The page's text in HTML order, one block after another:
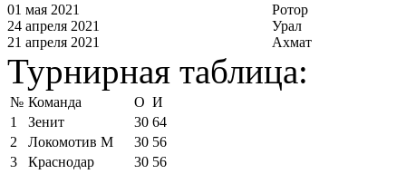
01 мая 2021
Ротор
24 апреля 2021
Урал
21 апреля 2021
Ахмат
Турнирная таблица:
№ Команда О И
1
Зенит 30 64
2
Локомотив М 30 56
3
Краснодар 30 56